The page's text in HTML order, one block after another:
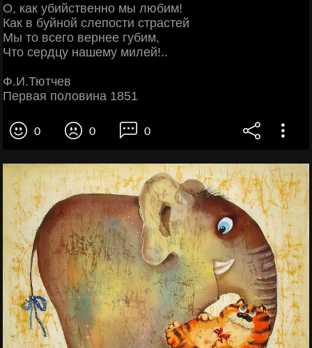
О, как убийственно мы любим!
Как в буйной слепости страстей
Мы то всего вернее губим,
Что сердцу нашему милей!..
Ф.И.Тютчев
Первая половина 1851
0 0 0